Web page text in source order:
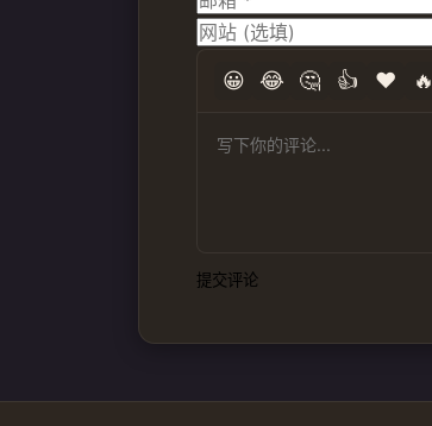
😀 😂 🤔 👍 ❤️ 🔥
提交评论